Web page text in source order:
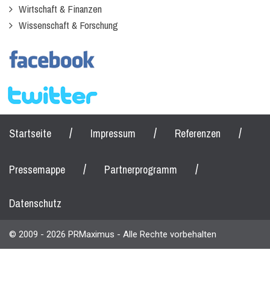
Wirtschaft & Finanzen
Wissenschaft & Forschung
Startseite / Impressum / Referenzen /
Pressemappe / Partnerprogramm /
Datenschutz
© 2009 - 2026 PRMaximus - Alle Rechte vorbehalten